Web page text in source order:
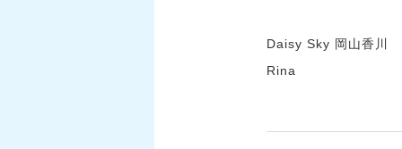
Daisy Sky 岡山香川
Rina